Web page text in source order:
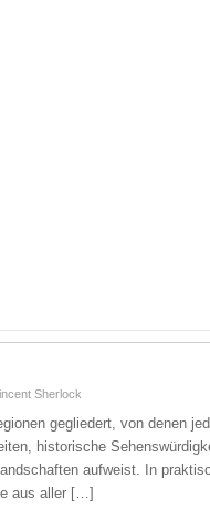
Sherlock
gegliedert, von denen
historische
aufweist. In
aus aller […]